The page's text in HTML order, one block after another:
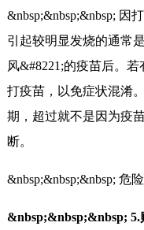
&nbsp;&nbsp;&nbsp; 因
引起较明显发烧的通常
风&#8221;的疫苗后。
打疫苗，以免症状混淆
期，超过就不是因为疫
断。
&nbsp;&nbsp;&nbsp; 危
&nbsp;&nbsp;&nbsp; 5.